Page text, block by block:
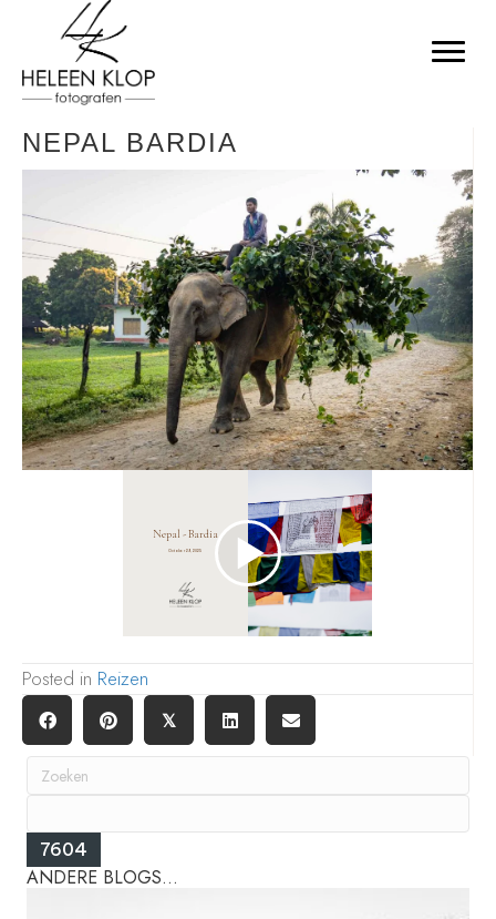
NEPAL BARDIA
Posted in Reizen
𝕏
ANDERE BLOGS...